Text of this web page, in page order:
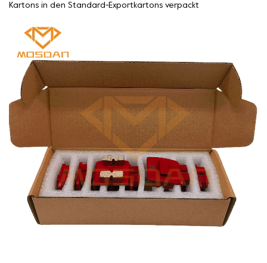
Kartons in den Standard-Exportkartons verpackt